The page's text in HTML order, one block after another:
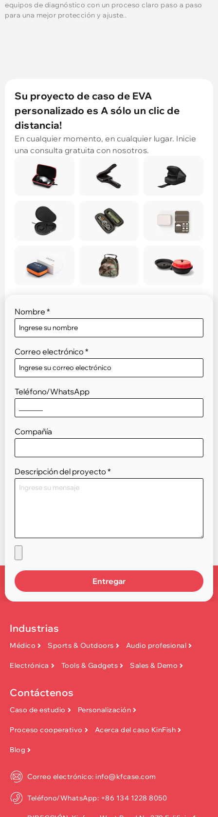
equipos de diagnóstico con un proceso claro paso a paso
para una mejor protección y ajuste..
Nombre *
Correo electrónico *
Teléfono/WhatsApp
Compañía
Descripción del proyecto *
Entregar
Su proyecto de caso de EVA
personalizado es A sólo un clic de
distancia!
En cualquier momento, en cualquier lugar. Inicie
una consulta gratuita con nosotros.
Industrias
Médico Sports & Outdoors Audio profesional
Electrónica Tools & Gadgets Sales & Demo
Contáctenos
Caso de estudio Personalización
Proceso cooperativo Acerca del caso KinFish
Blog
Correo electrónico: info@kfcase.com
Teléfono/WhatsApp: +86 134 1228 8050